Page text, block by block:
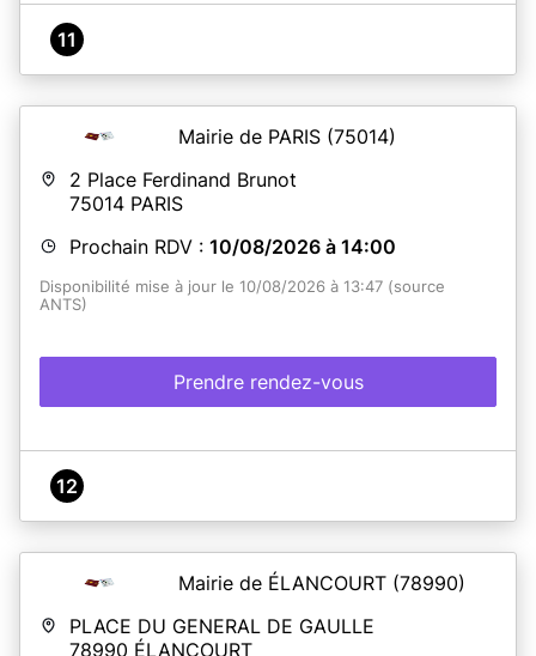
11
Mairie de PARIS (75014)
2 Place Ferdinand Brunot
75014 PARIS
Prochain RDV : 10/08/2026 à 14:00
Disponibilité mise à jour le 10/08/2026 à 13:47 (source
ANTS)
Prendre rendez-vous
12
Mairie de ÉLANCOURT (78990)
PLACE DU GENERAL DE GAULLE
78990 ÉLANCOURT